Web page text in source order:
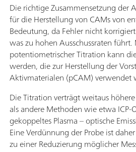
Die richtige Zusammensetzung der
für die Herstellung von CAMs von
Bedeutung, da Fehler nicht
was zu hohen Ausschussraten
potentiometrischer Titration kann
werden, die zur Herstellung der
Aktivmaterialen (pCAM) verwendet
Die Titration verträgt weitaus
als andere Methoden wie etwa ICP-
gekoppeltes Plasma – optische
Eine Verdünnung der Probe ist
zu einer Reduzierung möglicher